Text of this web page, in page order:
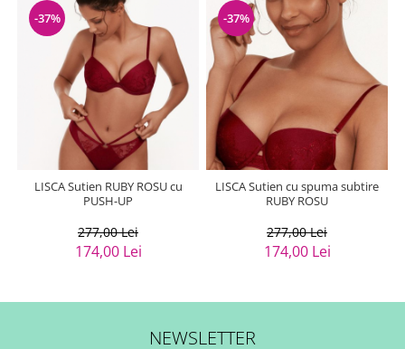
-37%
LISCA Sutien RUBY ROSU cu
PUSH-UP
277,00 Lei
174,00 Lei
-37%
LISCA Sutien cu spuma subtire
RUBY ROSU
277,00 Lei
174,00 Lei
NEWSLETTER